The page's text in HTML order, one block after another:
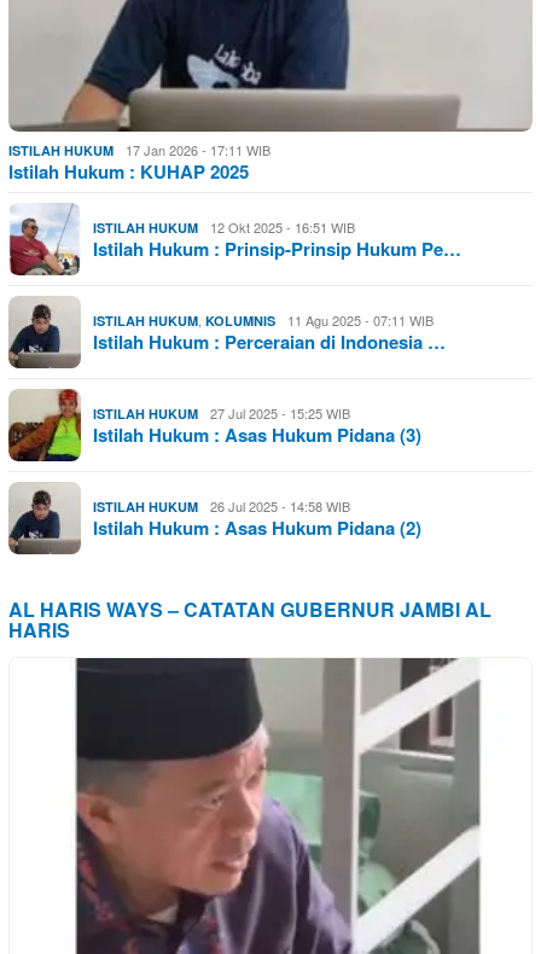
ISTILAH HUKUM 17 Jan 2026 - 17:11 WIB
Istilah Hukum : KUHAP 2025
ISTILAH HUKUM 12 Okt 2025 - 16:51 WIB
Istilah Hukum : Prinsip-Prinsip Hukum Pe…
ISTILAH HUKUM KOLUMNIS 11 Agu 2025 - 07:11 WIB
Istilah Hukum : Perceraian di Indonesia …
ISTILAH HUKUM 27 Jul 2025 - 15:25 WIB
Istilah Hukum : Asas Hukum Pidana (3)
ISTILAH HUKUM 26 Jul 2025 - 14:58 WIB
Istilah Hukum : Asas Hukum Pidana (2)
AL HARIS WAYS – CATATAN GUBERNUR JAMBI AL
HARIS